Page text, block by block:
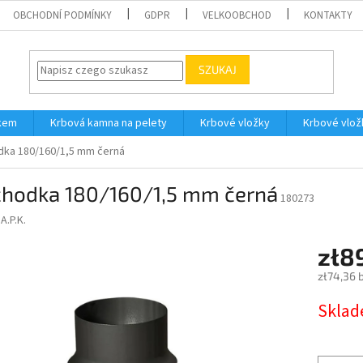
OBCHODNÍ PODMÍNKY GDPR VELKOOBCHOD KONTAKTY
SZUKAJ
Krbová kamna na pelety Krbové vložky Krbové
180/160/1,5 mm černá
180/160/1,5 mm černá 180273
zł74,36